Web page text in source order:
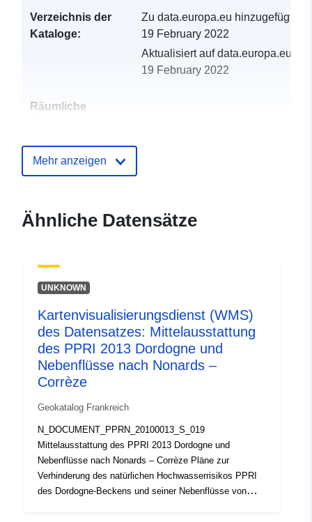
Verzeichnis der
Kataloge:
Zu data.europa.eu hinzugefügt:
19 February 2022
Aktualisiert auf data.europa.eu:
19 February 2022
Räumliche
Identifikatoren:
d89d87e47887
Typ:
Ressource:
http://inspire.ec.europa.eu/
codelist/SpatialDataServiceType/
Mehr anzeigen
Ähnliche Datensätze
UNKNOWN
Kartenvisualisierungsdienst (WMS)
des Datensatzes: Mittelausstattung
des PPRI 2013 Dordogne und
Nebenflüsse nach Nonards –
Corrèze
Geokatalog Frankreich
N_DOCUMENT_PPRN_20100013_S_019
Mittelausstattung des PPRI 2013 Dordogne und
Nebenflüsse nach Nonards – Corrèze Pläne zur
Verhinderung des natürlichen Hochwasserrisikos PPRI
des Dordogne-Beckens und seiner Nebenflüsse von